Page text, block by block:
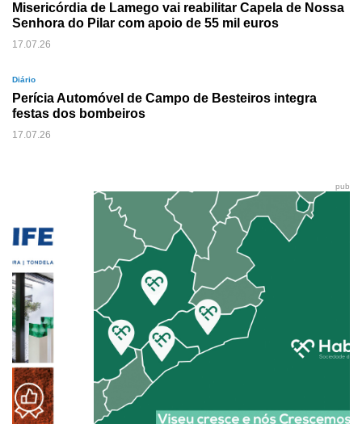
Misericórdia de Lamego vai reabilitar Capela de Nossa
Senhora do Pilar com apoio de 55 mil euros
17.07.26
Diário
Perícia Automóvel de Campo de Besteiros integra
festas dos bombeiros
17.07.26
pub